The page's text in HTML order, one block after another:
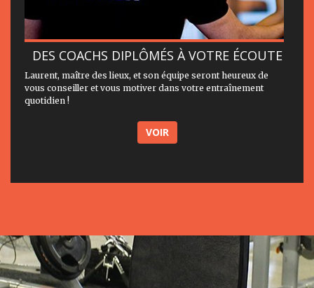
DES COACHS DIPLÔMÉS À VOTRE ÉCOUTE
Laurent, maître des lieux, et son équipe seront heureux de
vous conseiller et vous motiver dans votre entraînement
quotidien !
VOIR